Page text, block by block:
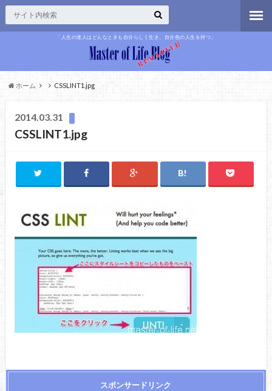
「人生の達人はどんなときも自分らしく生き、自分色の人生を持つ」
ホーム CSSLINT1.jpg
2014.03.31
CSSLINT1.jpg
スポンサードリンク